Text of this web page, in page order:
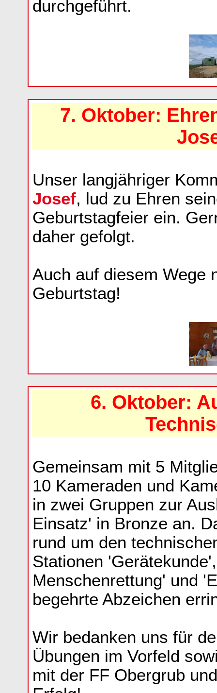
durchgeführt.
7. Oktober:
Unser langjähriger
Josef, lud zu Ehren
Geburtstagfeier ein.
daher gefolgt.
Auch auf diesem Wege
Geburtstag!
6. Oktober:
Gemeinsam mit 5
10 Kameraden und
in zwei Gruppen zur
Einsatz' in Bronze an.
rund um den
Stationen
Menschenrettung' und
begehrte Abzeichen
Wir bedanken uns für
Übungen im Vorfeld
mit der FF Obergrub